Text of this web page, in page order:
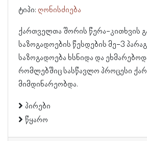
ტიპი: ღონისძიება
ქართველთა შორის წერა-კითხვის
საზოგადოების წესდების მე-3
საზოგადოება ხსნიდა და
რომლებშიც სასწავლო პროცესი
მიმდინარეობდა.
პირები
წყარო